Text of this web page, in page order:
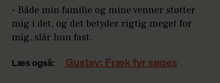
- Både min familie og mine venner støtter
mig i det, og det betyder rigtig meget for
mig, slår hun fast.
Læs også: Gustav: Fræk fyr søges